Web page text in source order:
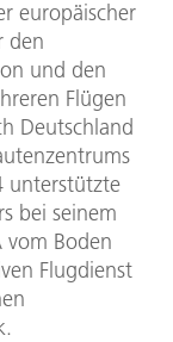
europäischer
den
und den
Flügen
Deutschland
unterstützte
bei seinem
vom Boden
Flugdienst